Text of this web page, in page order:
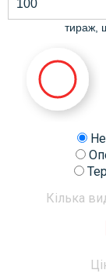
тираж,
Кілька